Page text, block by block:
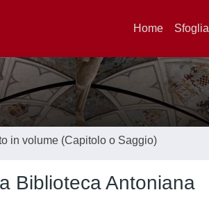
Home Sfoglia
in volume (Capitolo o Saggio)
Biblioteca Antoniana